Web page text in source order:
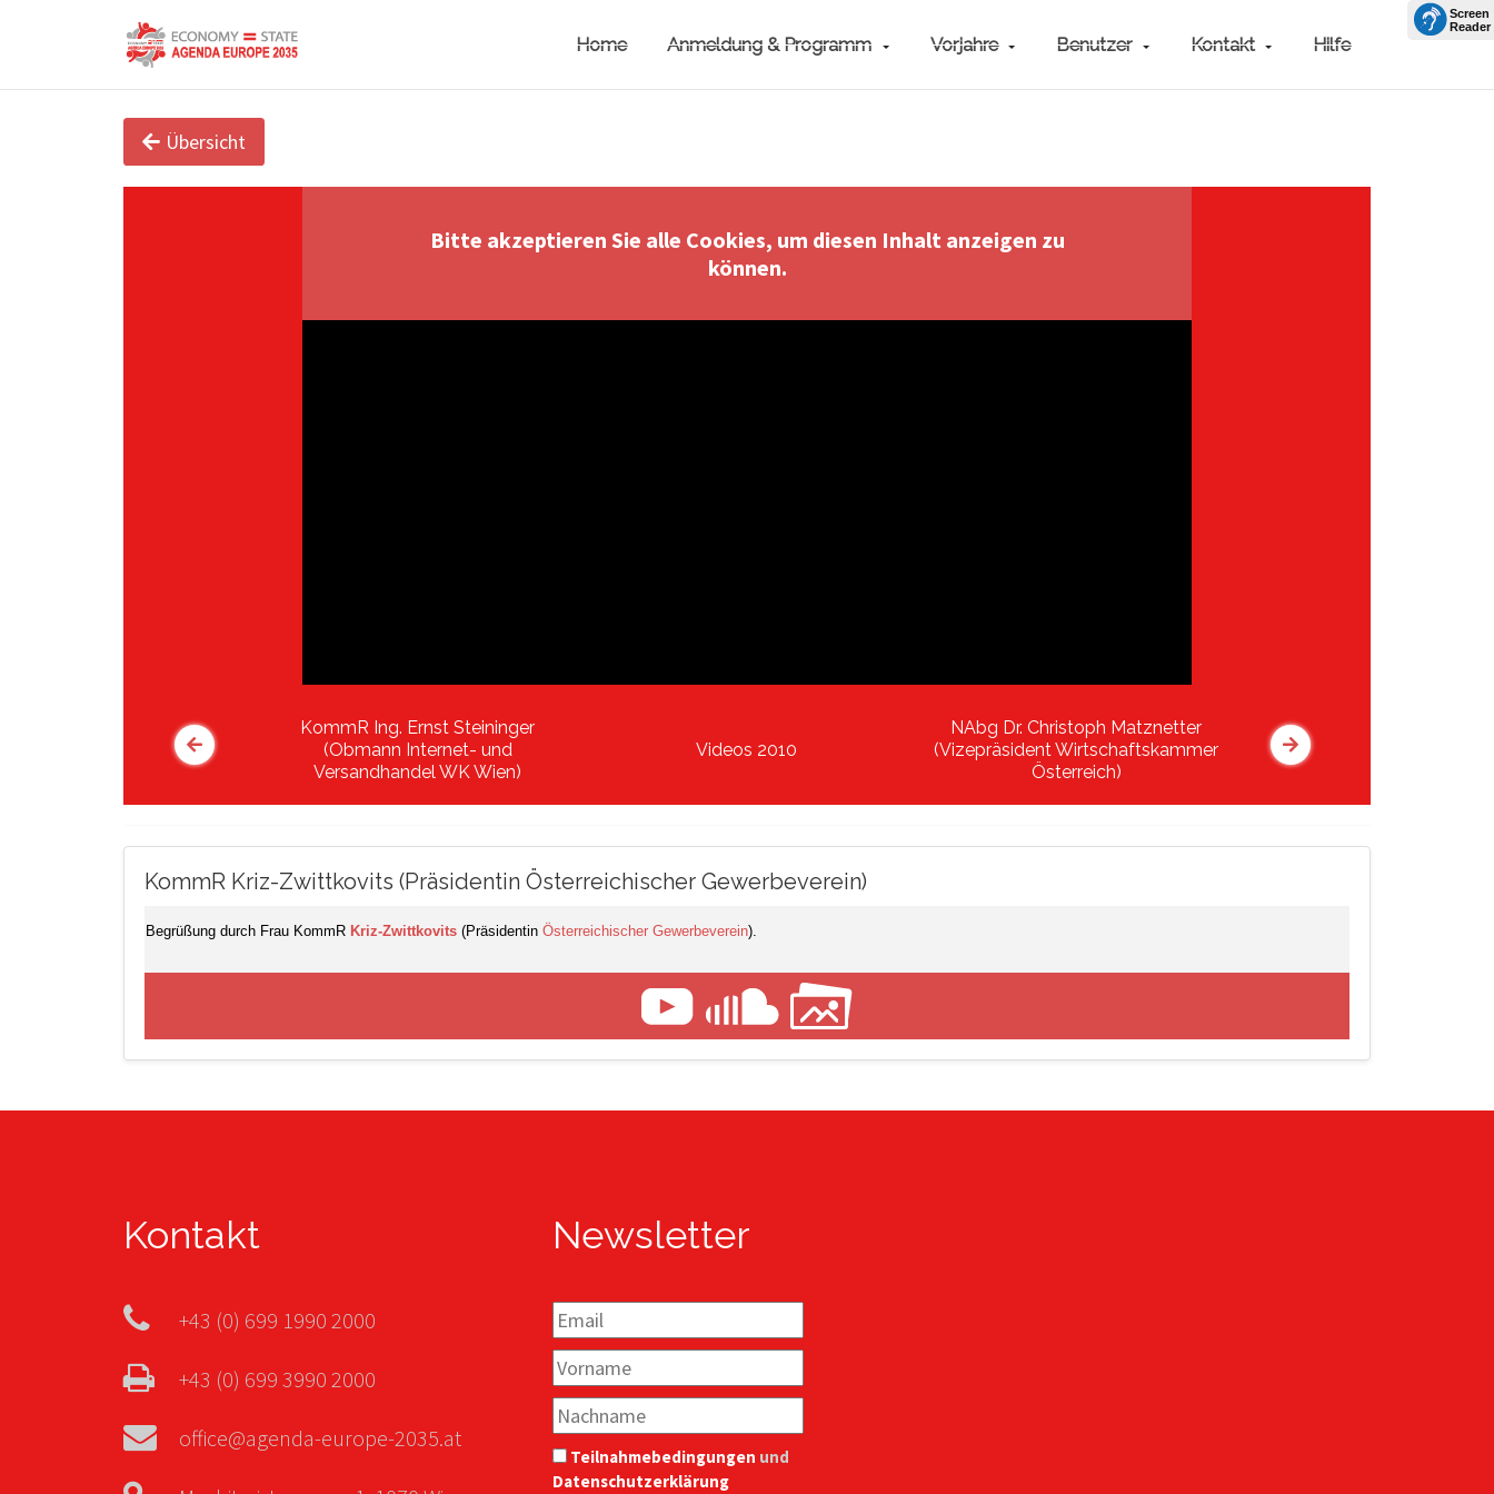
Home Anmeldung & Programm Vorjahre Benutzer Kontakt Hilfe
Übersicht
Bitte akzeptieren Sie alle Cookies, um diesen Inhalt anzeigen zu
können.
KommR Ing. Ernst Steininger
(Obmann Internet- und
Versandhandel WK Wien)
Videos 2010
NAbg Dr. Christoph Matznetter
(Vizepräsident Wirtschaftskammer
Österreich)
KommR Kriz-Zwittkovits (Präsidentin Österreichischer Gewerbeverein)
Begrüßung durch Frau KommR Kriz-Zwittkovits (Präsidentin Österreichischer Gewerbeverein).
Kontakt
+43 (0) 699 1990 2000
+43 (0) 699 3990 2000
office@agenda-europe-2035.at
Newsletter
Teilnahmebedingungen und
Datenschutzerklärung